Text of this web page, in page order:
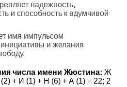
надежность,
и способность к вдумчивой
имя импульсом
и желания
числа имени Жюстина: Ж
+ И (1) + Н (6) + А (1) = 22; 2